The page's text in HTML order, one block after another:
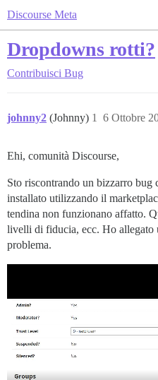
Discourse Meta
Dropdowns rotti?
Contribuisci Bug
johnny2 (Johnny) 6 Ottobre
1
Ehi, comunità Discourse,
Sto riscontrando un bizzarro bug
installato utilizzando il
tendina non funzionano affatto.
livelli di fiducia, ecc. Ho allegato
problema.